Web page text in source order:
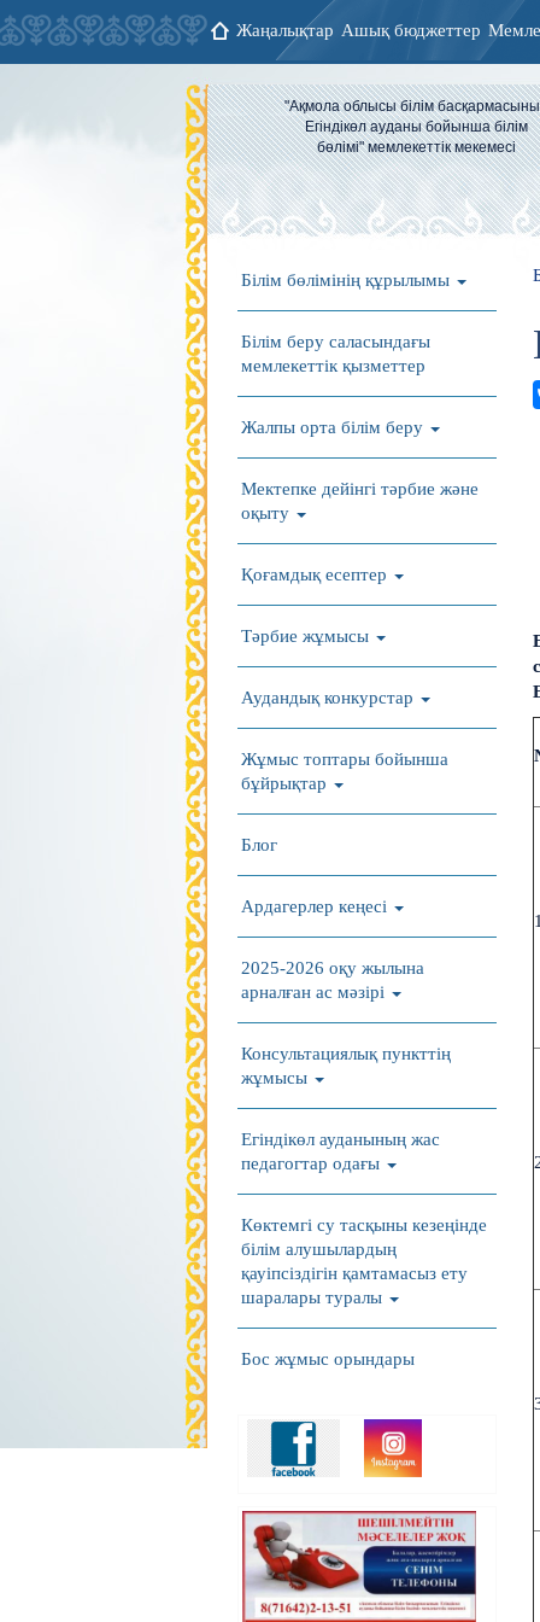
Жаңалықтар Ашық бюджеттер
"Ақмола облысы білім
Егіндікөл ауданы бойынша білім
бөлімі" мемлекеттік мекемесі
Білім бөлімінің құрылымы
Білім беру саласындағы
мемлекеттік қызметтер
Жалпы орта білім беру
Мектепке дейінгі тәрбие және
оқыту
Қоғамдық есептер
Тәрбие жұмысы
Аудандық конкурстар
Жұмыс топтары бойынша
бұйрықтар
Блог
Ардагерлер кеңесі
2025-2026 оқу жылына
арналған ас мәзірі
Консультациялық пункттің
жұмысы
Егіндікөл ауданының жас
педагогтар одағы
Көктемгі су тасқыны кезеңінде
білім алушылардың
қауіпсіздігін қамтамасыз ету
шаралары туралы
Бос жұмыс орындары